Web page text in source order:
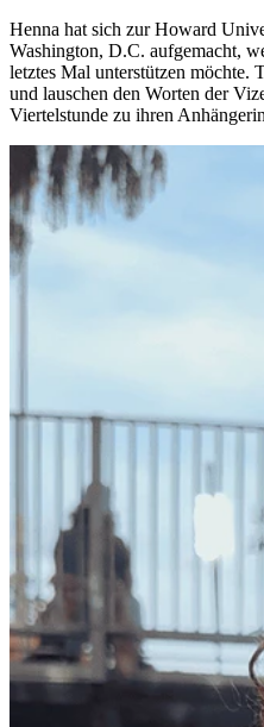
Henna hat sich zur Howard
Washington, D.C. aufgemacht,
letztes Mal unterstützen möchte.
und lauschen den Worten der
Viertelstunde zu ihren